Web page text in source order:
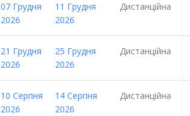
07 Грудня
2026
11 Грудня
2026
Дистанційна
21 Грудня
2026
25 Грудня
2026
Дистанційна
10 Серпня
2026
14 Серпня
2026
Дистанційна